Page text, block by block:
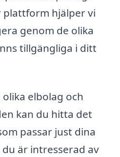
plattform hjälper vi
genom de olika
tillgängliga i ditt
elbolag och
kan du hitta det
passar just dina
är intresserad av